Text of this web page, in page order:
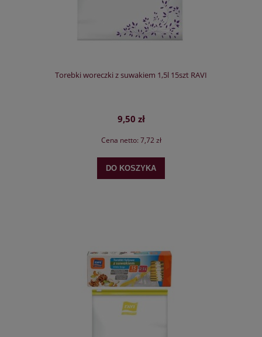
Torebki woreczki z suwakiem 1,5l 15szt RAVI
9,50 zł
Cena netto: 7,72 zł
DO KOSZYKA